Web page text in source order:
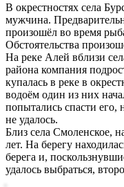
В окрестностях села
мужчина.
произошёл во время
Обстоятельства
На реке Алей вблизи
района компания
купалась в реке в
водоём один из них
попытались спасти
не удалось.
Близ села Смоленское,
лет. На берегу
берега и,
удалось выбраться,